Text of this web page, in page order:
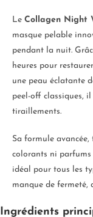
Le Collagen Night
masque pelable
pendant la nuit.
heures pour
une peau éclatante
peel-off classiques,
tiraillements.
Sa formule
colorants ni
idéal pour tous les
manque de fermeté,
Ingrédients